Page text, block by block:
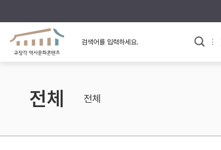
규장각의 어제와 오늘
규장각 소개영상
사료와 문학으로 본
조선 후기
전체 전체